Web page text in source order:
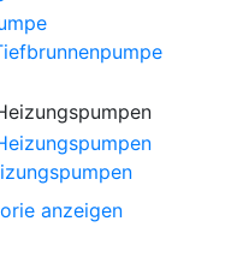
anzeigen